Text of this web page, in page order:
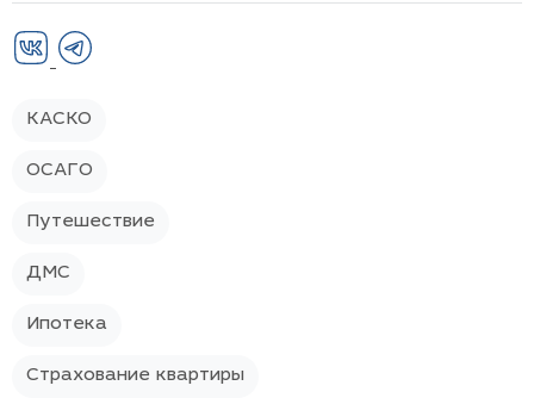
КАСКО
ОСАГО
Путешествие
ДМС
Ипотека
Страхование квартиры